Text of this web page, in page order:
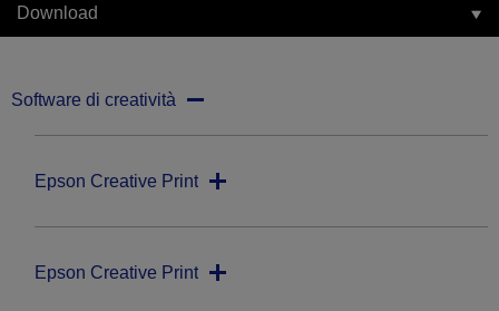
Download
Software di creatività
Epson Creative Print
Epson Creative Print